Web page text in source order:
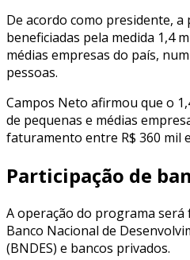
De acordo como presidente, a
beneficiadas pela medida 1,4
médias empresas do país,
pessoas.
Campos Neto afirmou que o
de pequenas e médias
faturamento entre R$ 360 mil
Participação de
A operação do programa será
Banco Nacional de
(BNDES) e bancos privados.